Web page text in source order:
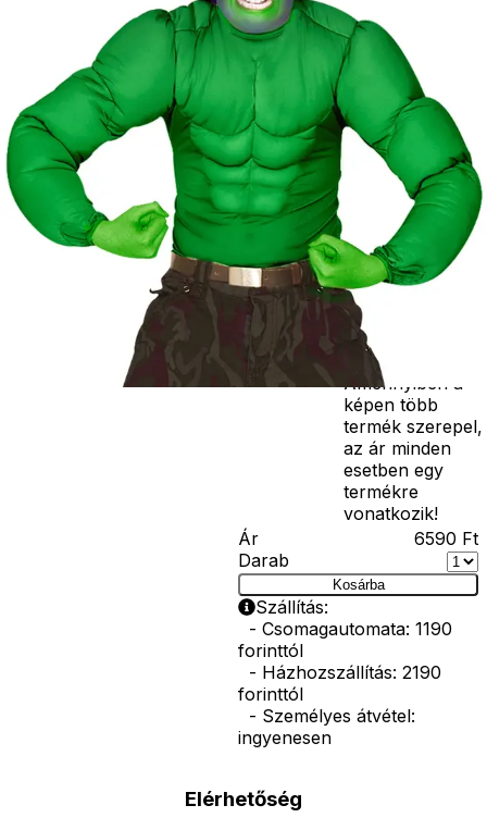
Egyéb
tudjuk átvállalni.
Tájékoztatjuk
kedves
vásárlóinkat,
a jelmezek nem
tartalmazzák a
kiegészítőket,
például harisnya,
ékszer, cipő,
paróka, kesztyű,
kardok, kemény
kalapok,
varázspálca,
seprű, szakáll,
bajusz, műanyag
korona, esernyő,
vasvilla, stb.
Amennyiben a
képen több
termék szerepel,
az ár minden
esetben egy
termékre
vonatkozik!
Ár
6590 Ft
Darab
Kosárba
Szállítás:
- Csomagautomata: 1190
forinttól
- Házhozszállítás: 2190
forinttól
- Személyes átvétel:
ingyenesen
Elérhetőség